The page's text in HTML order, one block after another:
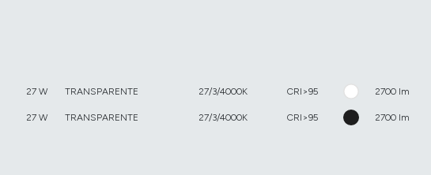
27 W TRANSPARENTE 27/3/4000K CRI>95 2700 lm
27 W TRANSPARENTE 27/3/4000K CRI>95 2700 lm